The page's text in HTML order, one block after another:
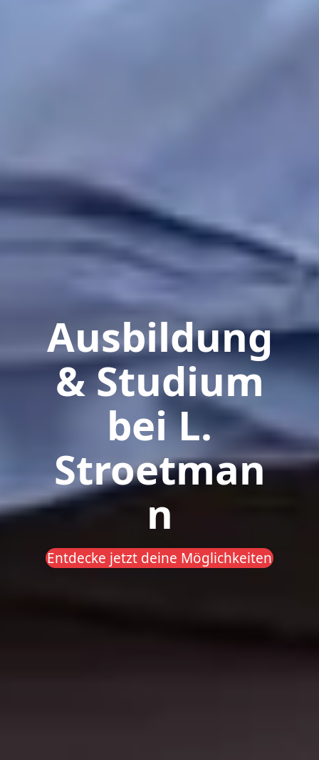
Ausbildung
& Studium
bei L.
Stroetman
n
Entdecke jetzt deine Möglichkeiten